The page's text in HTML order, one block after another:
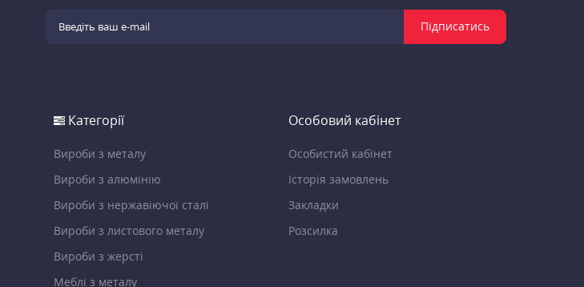
Підписатись
Категорії
Вироби з металу
Вироби з алюмінію
Вироби з нержавіючої сталі
Вироби з листового металу
Вироби з жерсті
Меблі з металу
Особовий кабінет
Особистий кабінет
Історія замовлень
Закладки
Розсилка